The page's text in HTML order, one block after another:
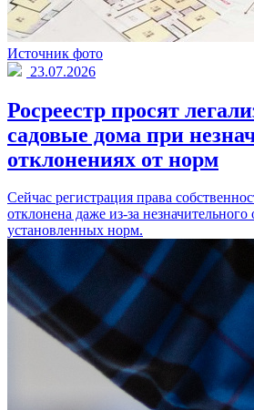
Источник фото
23.07.2026
Росреестр просят
садовые дома при
отклонениях от норм
Сейчас регистрация права
отклонена даже из-за незначительного
установленных норм.